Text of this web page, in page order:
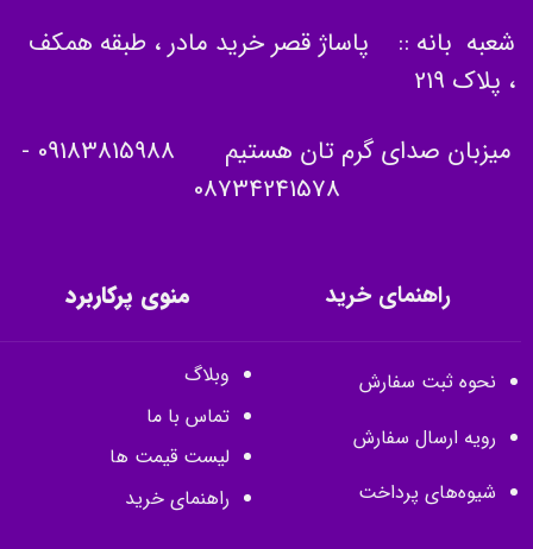
شعبه بانه :: پاساژ قصر خرید مادر ، طبقه همکف
، پلاک 219
میزبان صدای گرم تان هستیم 09183815988
-
08734241578
راهنمای خرید
نحوه ثبت سفارش
رویه ارسال سفارش
شیوه‌های پرداخت
منوی پرکاربرد
وبلاگ
تماس با ما
لیست قیمت ها
راهنمای خرید